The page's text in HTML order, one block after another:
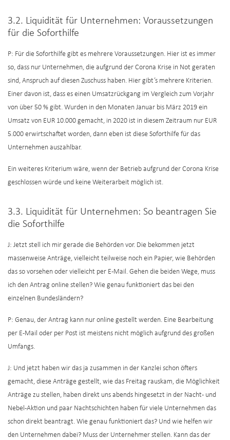
3.2. Liquidität für Unternehmen: Voraussetzungen
für die Soforthilfe
P: Für die Soforthilfe gibt es mehrere Voraussetzungen. Hier ist es immer
so, dass nur Unternehmen, die aufgrund der Corona Krise in Not geraten
sind, Anspruch auf diesen Zuschuss haben. Hier gibt’s mehrere Kriterien.
Einer davon ist, dass es einen Umsatzrückgang im Vergleich zum Vorjahr
von über 50 % gibt. Wurden in den Monaten Januar bis März 2019 ein
Umsatz von EUR 10.000 gemacht, in 2020 ist in diesem Zeitraum nur EUR
5.000 erwirtschaftet worden, dann eben ist diese Soforthilfe für das
Unternehmen auszahlbar.
Ein weiteres Kriterium wäre, wenn der Betrieb aufgrund der Corona Krise
geschlossen würde und keine Weiterarbeit möglich ist.
3.3. Liquidität für Unternehmen: So beantragen Sie
die Soforthilfe
J: Jetzt stell ich mir gerade die Behörden vor. Die bekommen jetzt
massenweise Anträge, vielleicht teilweise noch ein Papier, wie Behörden
das so vorsehen oder vielleicht per E-Mail. Gehen die beiden Wege, muss
ich den Antrag online stellen? Wie genau funktioniert das bei den
einzelnen Bundesländern?
P: Genau, der Antrag kann nur online gestellt werden. Eine Bearbeitung
per E-Mail oder per Post ist meistens nicht möglich aufgrund des großen
Umfangs.
J: Und jetzt haben wir das ja zusammen in der Kanzlei schon öfters
gemacht, diese Anträge gestellt, wie das Freitag rauskam, die Möglichkeit
Anträge zu stellen, haben direkt uns abends hingesetzt in der Nacht- und
Nebel-Aktion und paar Nachtschichten haben für viele Unternehmen das
schon direkt beantragt. Wie genau funktioniert das? Und wie helfen wir
den Unternehmen dabei? Muss der Unternehmer stellen. Kann das der